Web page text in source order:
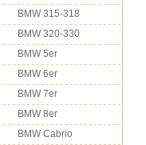
BMW 315-318
BMW 320-330
BMW 5er
BMW 6er
BMW 7er
BMW 8er
BMW Cabrio